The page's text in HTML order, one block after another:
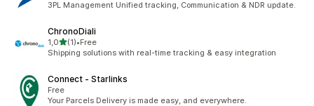
3PL Management Unified tracking, Communication & NDR update.
ChronoDiali
1,0/ 5 tähteä
(1)
1 arvostelua yhteensä
•Free
Shipping solutions with real-time tracking & easy integration
Connect ‑ Starlinks
Free
Your Parcels Delivery is made easy, and everywhere.